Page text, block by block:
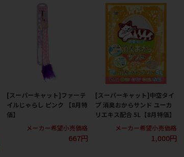
[スーパーキャット]ファーテ
イルじゃらし ピンク 【8月特
価】
メーカー希望小売価格
667円
[スーパーキャット]中空タイ
プ 消臭おからサンド ユーカ
リエキス配合 5L【8月特価】
メーカー希望小売価格
1,000円